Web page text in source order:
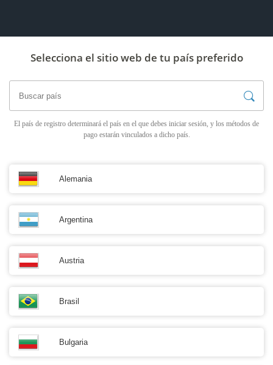
Selecciona el sitio web de tu país preferido
El país de registro determinará el país en el que debes iniciar sesión, y los métodos de
pago estarán vinculados a dicho país.
Alemania
Argentina
Austria
Brasil
Bulgaria